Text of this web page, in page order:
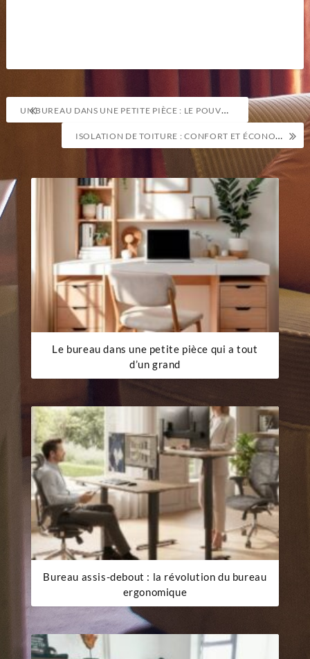
Navigation
de
l’article
UN BUREAU DANS UNE PETITE PIÈCE : LE POUVOIR DU MOBILIER MULTIFONCTION
ISOLATION DE TOITURE : CONFORT ET ÉCONOMIES D’ÉNERGIE
Le bureau dans une petite pièce qui a tout
d’un grand
Bureau assis-debout : la révolution du bureau
ergonomique